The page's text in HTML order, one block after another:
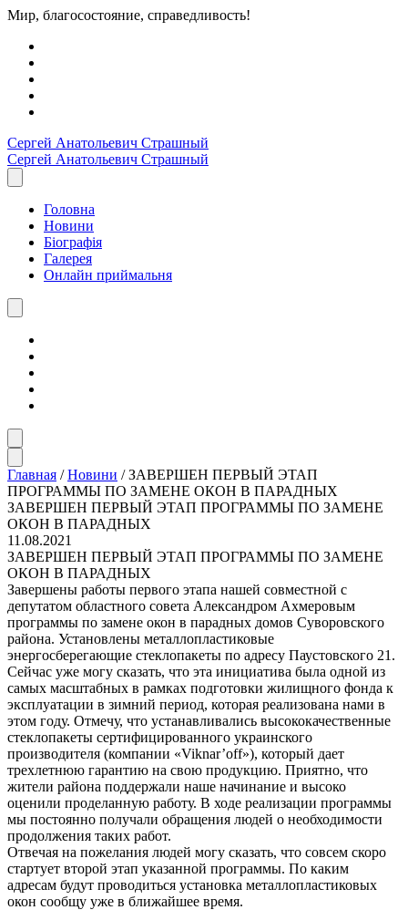
Мир, благосостояние, справедливость!
Сергей Анатольевич Страшный
Сергей Анатольевич Страшный
Головна
Новини
Біографія
Галерея
Онлайн приймальня
Главная / Новини / ЗАВЕРШЕН ПЕРВЫЙ ЭТАП
ПРОГРАММЫ ПО ЗАМЕНЕ ОКОН В ПАРАДНЫХ
ЗАВЕРШЕН ПЕРВЫЙ ЭТАП ПРОГРАММЫ ПО ЗАМЕНЕ
ОКОН В ПАРАДНЫХ
11.08.2021
ЗАВЕРШЕН ПЕРВЫЙ ЭТАП ПРОГРАММЫ ПО ЗАМЕНЕ
ОКОН В ПАРАДНЫХ
Завершены работы первого этапа нашей совместной с
депутатом областного совета Александром Ахмеровым
программы по замене окон в парадных домов Суворовского
района. Установлены металлопластиковые
энергосберегающие стеклопакеты по адресу Паустовского 21.
Сейчас уже могу сказать, что эта инициатива была одной из
самых масштабных в рамках подготовки жилищного фонда к
эксплуатации в зимний период, которая реализована нами в
этом году. Отмечу, что устанавливались высококачественные
стеклопакеты сертифицированного украинского
производителя (компании «Viknar’off»), который дает
трехлетнюю гарантию на свою продукцию. Приятно, что
жители района поддержали наше начинание и высоко
оценили проделанную работу. В ходе реализации программы
мы постоянно получали обращения людей о необходимости
продолжения таких работ.
Отвечая на пожелания людей могу сказать, что совсем скоро
стартует второй этап указанной программы. По каким
адресам будут проводиться установка металлопластиковых
окон сообщу уже в ближайшее время.